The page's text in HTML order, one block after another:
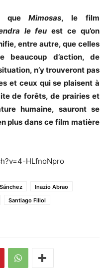
queMimosas, le film
le feu est ce qu’on
entre autre, que celles
d’action, de
n’y trouveront pas
et ceux qui se plaisent à
de forêts, de prairies et
humaine, sauront se
plus dans ce film matière
HLfnoNpro
Inazio Abrao
Santiago Fillol